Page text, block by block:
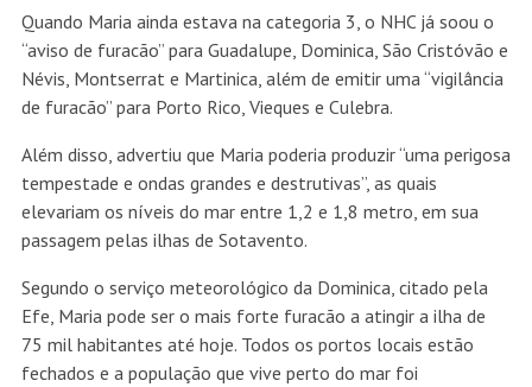
Quando Maria ainda estava na categoria 3, o NHC já soou o
“aviso de furacão” para Guadalupe, Dominica, São Cristóvão e
Névis, Montserrat e Martinica, além de emitir uma “vigilância
de furacão” para Porto Rico, Vieques e Culebra.
Além disso, advertiu que Maria poderia produzir “uma perigosa
tempestade e ondas grandes e destrutivas”, as quais
elevariam os níveis do mar entre 1,2 e 1,8 metro, em sua
passagem pelas ilhas de Sotavento.
Segundo o serviço meteorológico da Dominica, citado pela
Efe, Maria pode ser o mais forte furacão a atingir a ilha de
75 mil habitantes até hoje. Todos os portos locais estão
fechados e a população que vive perto do mar foi